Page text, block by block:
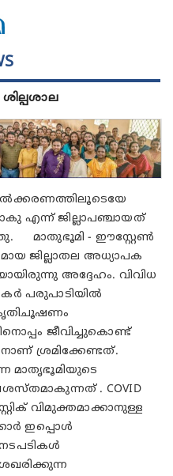
എന്ന് ജില്ലാപഞ്ചായത്
മാതുഭൂമി - ഈസ്റ്റേൺ
ജില്ലാതല അധ്യാപക
അദ്ദേഹം. വിവിധ
പരുപാടിയിൽ
ജീവിച്ചുകൊണ്ട്
ശ്രമിക്കേണ്ടത്.
മാതൃഭൂമിയുടെ
. COVID
വിമുക്തമാക്കാനുള്ള
ഇപ്പൊൾ
നടപടികൾ